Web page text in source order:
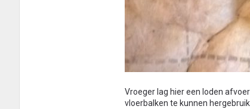
Vroeger lag hier een loden
vloerbalken te kunnen